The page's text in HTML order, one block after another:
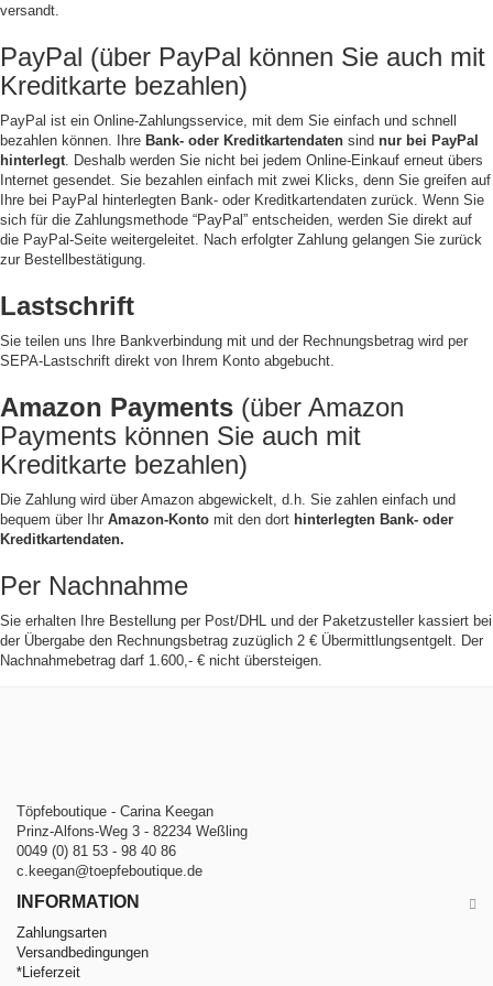
versandt.
PayPal (über PayPal können Sie auch mit
Kreditkarte bezahlen)
PayPal ist ein Online-Zahlungsservice, mit dem Sie einfach und schnell
bezahlen können. Ihre Bank- oder Kreditkartendaten sind nur bei PayPal
hinterlegt. Deshalb werden Sie nicht bei jedem Online-Einkauf erneut übers
Internet gesendet. Sie bezahlen einfach mit zwei Klicks, denn Sie greifen auf
Ihre bei PayPal hinterlegten Bank- oder Kreditkartendaten zurück. Wenn Sie
sich für die Zahlungsmethode “PayPal” entscheiden, werden Sie direkt auf
die PayPal-Seite weitergeleitet. Nach erfolgter Zahlung gelangen Sie zurück
zur Bestellbestätigung.
Lastschrift
Sie teilen uns Ihre Bankverbindung mit und der Rechnungsbetrag wird per
SEPA-Lastschrift direkt von Ihrem Konto abgebucht.
Amazon Payments (über Amazon
Payments können Sie auch mit
Kreditkarte bezahlen)
Die Zahlung wird über Amazon abgewickelt, d.h. Sie zahlen einfach und
bequem über Ihr Amazon-Konto mit den dort hinterlegten Bank- oder
Kreditkartendaten.
Per Nachnahme
Sie erhalten Ihre Bestellung per Post/DHL und der Paketzusteller kassiert bei
der Übergabe den Rechnungsbetrag zuzüglich 2 € Übermittlungsentgelt. Der
Nachnahmebetrag darf 1.600,- € nicht übersteigen.
Töpfeboutique - Carina Keegan
Prinz-Alfons-Weg 3 - 82234 Weßling
0049 (0) 81 53 - 98 40 86
c.keegan@toepfeboutique.de
INFORMATION
Zahlungsarten
Versandbedingungen
*Lieferzeit